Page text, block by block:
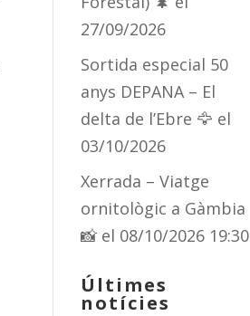
27/09/2026
Sortida especial 50
anys DEPANA – El
delta de l’Ebre 🦅 el
03/10/2026
Xerrada – Viatge
ornitològic a Gàmbia
📸 el 08/10/2026 19:30
Últimes
notícies